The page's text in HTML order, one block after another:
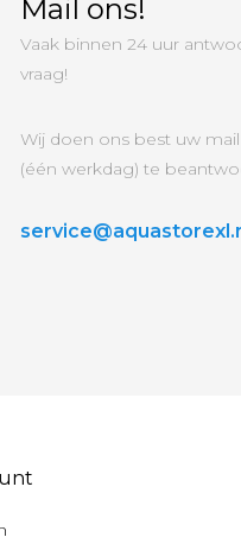
Mail ons!
Vaak binnen 24 uur
vraag!
Wij doen ons best uw
(één werkdag) te